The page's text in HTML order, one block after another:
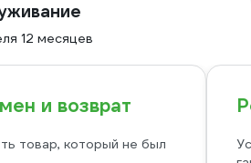
12 месяцев
и возврат
товар, который не был